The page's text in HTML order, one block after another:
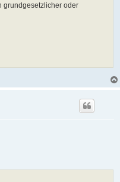
grundgesetzlicher oder